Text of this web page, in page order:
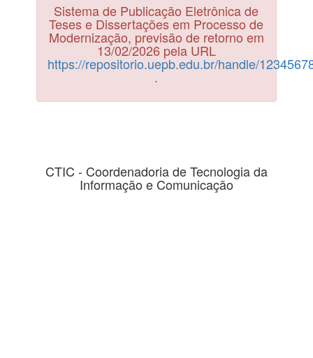
Sistema de Publicação Eletrônica de
Teses e Dissertações em Processo de
Modernização, previsão de retorno em
13/02/2026 pela URL
https://repositorio.uepb.edu.br/handle/
.
CTIC - Coordenadoria de Tecnologia da
Informação e Comunicação